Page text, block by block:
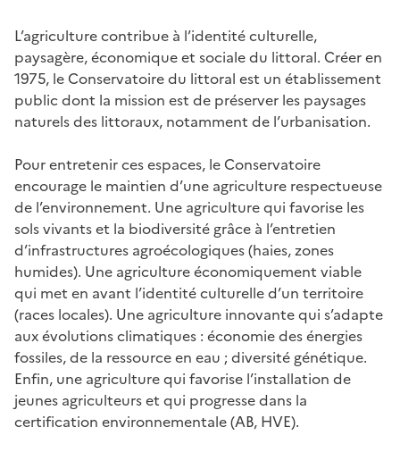
L’agriculture contribue à l’identité culturelle,
paysagère, économique et sociale du littoral. Créer en
1975, le Conservatoire du littoral est un établissement
public dont la mission est de préserver les paysages
naturels des littoraux, notamment de l’urbanisation.
Pour entretenir ces espaces, le Conservatoire
encourage le maintien d’une agriculture respectueuse
de l’environnement. Une agriculture qui favorise les
sols vivants et la biodiversité grâce à l’entretien
d’infrastructures agroécologiques (haies, zones
humides). Une agriculture économiquement viable
qui met en avant l’identité culturelle d’un territoire
(races locales). Une agriculture innovante qui s’adapte
aux évolutions climatiques : économie des énergies
fossiles, de la ressource en eau ; diversité génétique.
Enfin, une agriculture qui favorise l’installation de
jeunes agriculteurs et qui progresse dans la
certification environnementale (AB, HVE).